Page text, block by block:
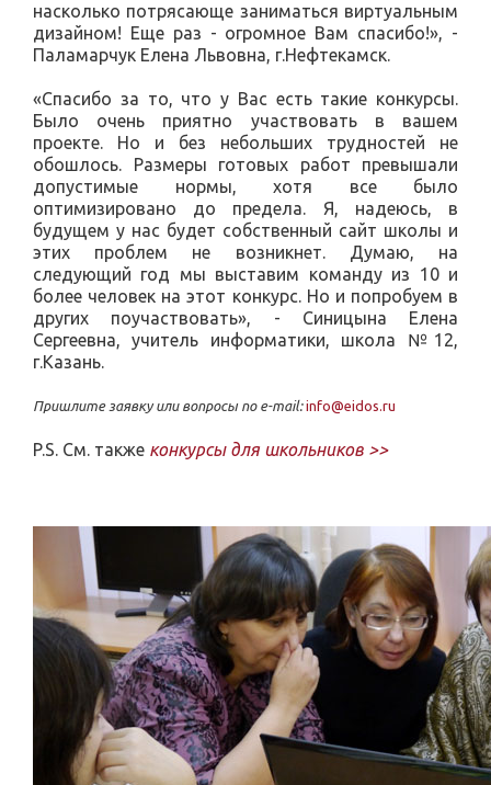
насколько потрясающе заниматься виртуальным
дизайном! Еще раз - огромное Вам спасибо!», -
Паламарчук Елена Львовна, г.Нефтекамск.
«Спасибо за то, что у Вас есть такие конкурсы.
Было очень приятно участвовать в вашем
проекте. Но и без небольших трудностей не
обошлось. Размеры готовых работ превышали
допустимые нормы, хотя все было
оптимизировано до предела. Я, надеюсь, в
будущем у нас будет собственный сайт школы и
этих проблем не возникнет. Думаю, на
следующий год мы выставим команду из 10 и
более человек на этот конкурс. Но и попробуем в
других поучаствовать», - Синицына Елена
Сергеевна, учитель информатики, школа №12,
г.Казань.
Пришлите заявку или вопросы по e-mail:info@eidos.ru
P.S. См. также конкурсы для школьников >>